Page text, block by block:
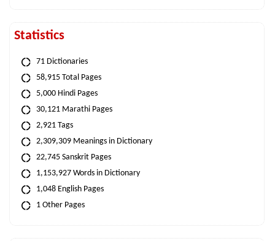
Statistics
71 Dictionaries
58,915 Total Pages
5,000 Hindi Pages
30,121 Marathi Pages
2,921 Tags
2,309,309 Meanings in Dictionary
22,745 Sanskrit Pages
1,153,927 Words in Dictionary
1,048 English Pages
1 Other Pages